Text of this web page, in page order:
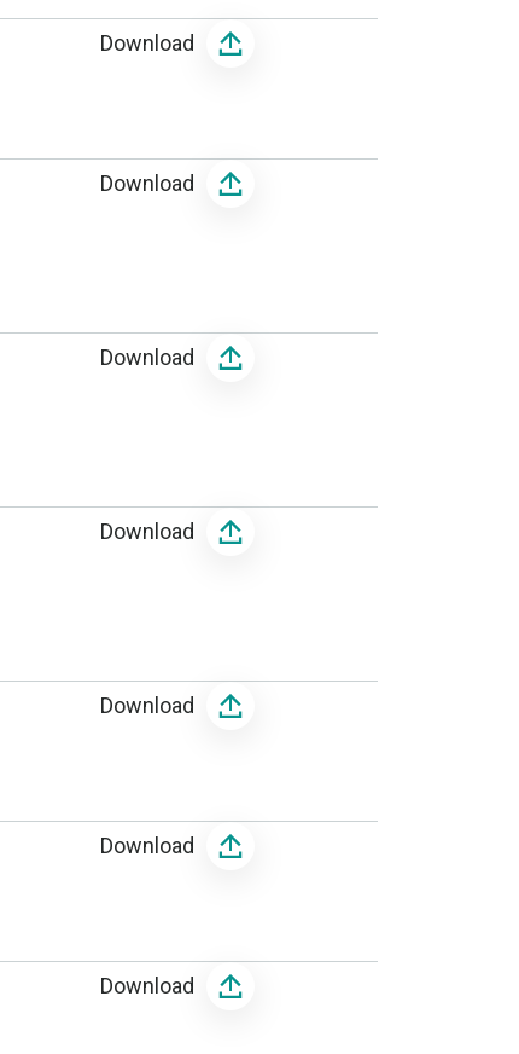
Download
Download
Download
Download
Download
Download
Download